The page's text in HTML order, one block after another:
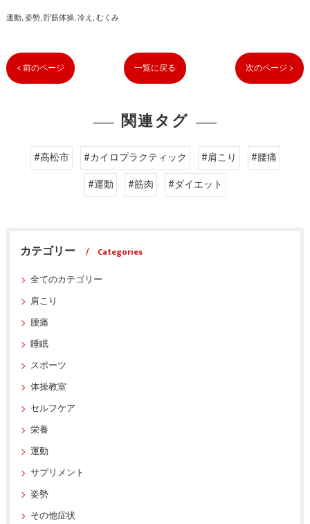
運動 姿勢 貯筋体操 冷え むくみ
< 前のページ 一覧に戻る 次のページ >
関連タグ
#高松市 #カイロプラクティック #肩こり
#腰痛
#運動
#筋肉 #ダイエット
カテゴリー
Categories
全てのカテゴリー
肩こり
腰痛
睡眠
スポーツ
体操教室
セルフケア
栄養
運動
サプリメント
姿勢
その他症状